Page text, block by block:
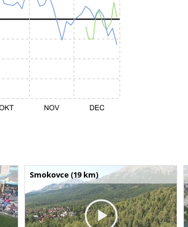
Smokovce (19 km)